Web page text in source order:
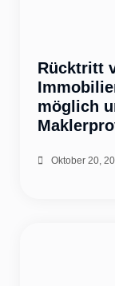
Rücktritt
möglich
Oktober 20,